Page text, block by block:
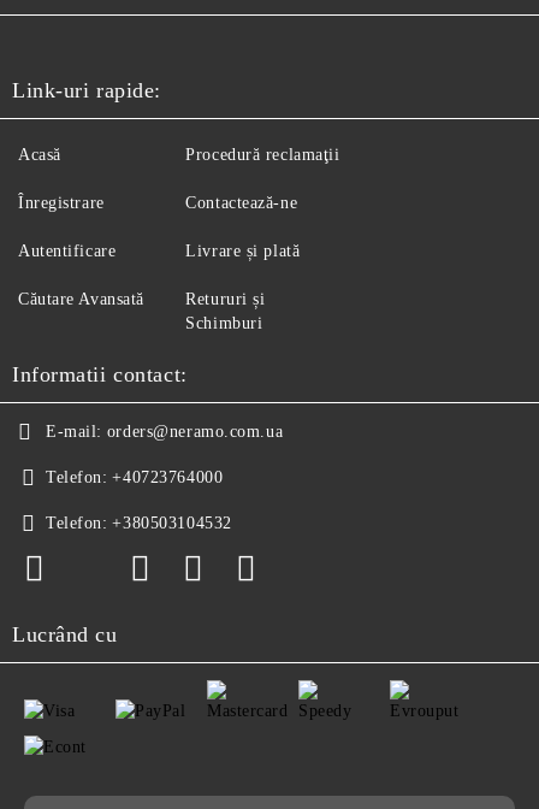
Link-uri rapide:
Acasă
Înregistrare
Autentificare
Căutare Avansată
Procedură reclamaţii
Contactează-ne
Livrare și plată
Retururi și
Schimburi
Informatii contact:
E-mail: orders@neramo.com.ua
Telefon: +40723764000
Telefon: +380503104532
Lucrând cu